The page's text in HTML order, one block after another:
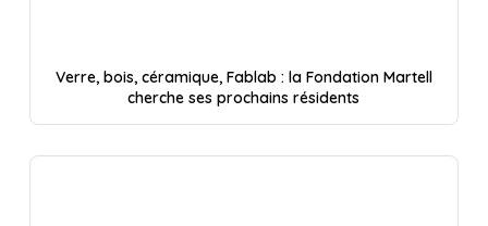
Verre, bois, céramique, Fablab : la Fondation Martell
cherche ses prochains résidents